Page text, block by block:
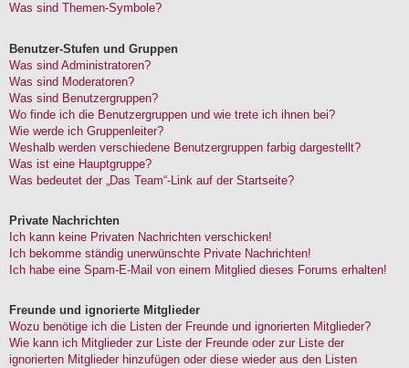
Was sind Themen-Symbole?
Benutzer-Stufen und Gruppen
Was sind Administratoren?
Was sind Moderatoren?
Was sind Benutzergruppen?
Wo finde ich die Benutzergruppen und wie trete ich ihnen bei?
Wie werde ich Gruppenleiter?
Weshalb werden verschiedene Benutzergruppen farbig dargestellt?
Was ist eine Hauptgruppe?
Was bedeutet der „Das Team“-Link auf der Startseite?
Private Nachrichten
Ich kann keine Privaten Nachrichten verschicken!
Ich bekomme ständig unerwünschte Private Nachrichten!
Ich habe eine Spam-E-Mail von einem Mitglied dieses Forums erhalten!
Freunde und ignorierte Mitglieder
Wozu benötige ich die Listen der Freunde und ignorierten Mitglieder?
Wie kann ich Mitglieder zur Liste der Freunde oder zur Liste der
ignorierten Mitglieder hinzufügen oder diese wieder aus den Listen